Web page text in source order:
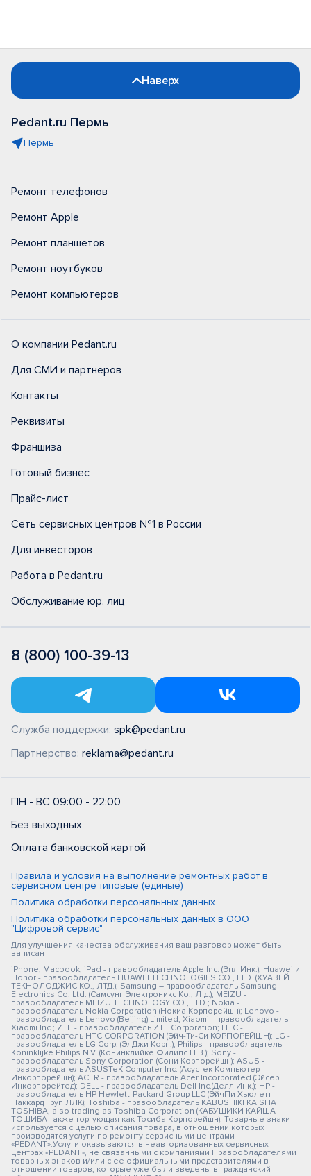
Наверх
Pedant.ru Пермь
Пермь
Ремонт телефонов
Ремонт Apple
Ремонт планшетов
Ремонт ноутбуков
Ремонт компьютеров
О компании Pedant.ru
Для СМИ и партнеров
Контакты
Реквизиты
Франшиза
Готовый бизнес
Прайс-лист
Сеть сервисных центров №1 в России
Для инвесторов
Работа в Pedant.ru
Обслуживание юр. лиц
8 (800) 100-39-13
Служба поддержки: spk@pedant.ru
Партнерство: reklama@pedant.ru
ПН - ВС 09:00 - 22:00
Без выходных
Оплата банковской картой
Правила и условия на выполнение ремонтных работ в
сервисном центре типовые (единые)
Политика обработки персональных данных
Политика обработки персональных данных в ООО
"Цифровой сервис"
Для улучшения качества обслуживания ваш разговор может быть
записан
iPhone, Macbook, iPad - правообладатель Apple Inc. (Эпл Инк.); Huawei и
Honor - правообладатель HUAWEI TECHNOLOGIES CO., LTD. (ХУАВЕЙ
ТЕКНОЛОДЖИС КО., ЛТД.); Samsung – правообладатель Samsung
Electronics Co. Ltd. (Самсунг Электроникс Ко., Лтд.); MEIZU -
правообладатель MEIZU TECHNOLOGY CO., LTD.; Nokia -
правообладатель Nokia Corporation (Нокиа Корпорейшн); Lenovo -
правообладатель Lenovo (Beijing) Limited; Xiaomi - правообладатель
Xiaomi Inc.; ZTE - правообладатель ZTE Corporation; HTC -
правообладатель HTC CORPORATION (Эйч-Ти-Си КОРПОРЕЙШН); LG -
правообладатель LG Corp. (ЭлДжи Корп.); Philips - правообладатель
Koninklijke Philips N.V. (Конинклийке Филипс Н.В.); Sony -
правообладатель Sony Corporation (Сони Корпорейшн); ASUS -
правообладатель ASUSTeK Computer Inc. (Асустек Компьютер
Инкорпорейшн); ACER - правообладатель Acer Incorporated (Эйсер
Инкорпорейтед); DELL - правообладатель Dell Inc.(Делл Инк.); HP -
правообладатель HP Hewlett-Packard Group LLC (ЭйчПи Хьюлетт
Паккард Груп ЛЛК); Toshiba - правообладатель KABUSHIKI KAISHA
TOSHIBA, also trading as Toshiba Corporation (КАБУШИКИ КАЙША
ТОШИБА также торгующая как Тосиба Корпорейшн). Товарные знаки
используется с целью описания товара, в отношении которых
производятся услуги по ремонту сервисными центрами
«PEDANT».Услуги оказываются в неавторизованных сервисных
центрах «PEDANT», не связанными с компаниями Правообладателями
товарных знаков и/или с ее официальными представителями в
отношении товаров, которые уже были введены в гражданский